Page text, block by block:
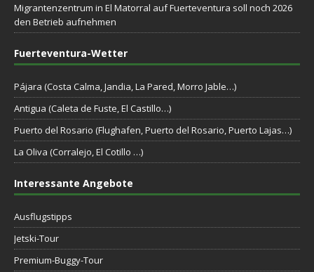
Migrantenzentrum in El Matorral auf Fuerteventura soll noch 2026
den Betrieb aufnehmen
Fuerteventura-Wetter
Pájara (Costa Calma, Jandia, La Pared, Morro Jable…)
Antigua (Caleta de Fuste, El Castillo…)
Puerto del Rosario (Flughafen, Puerto del Rosario, Puerto Lajas…)
La Oliva (Corralejo, El Cotillo …)
Interessante Angebote
Ausflugstipps
Jetski-Tour
Premium-Buggy-Tour